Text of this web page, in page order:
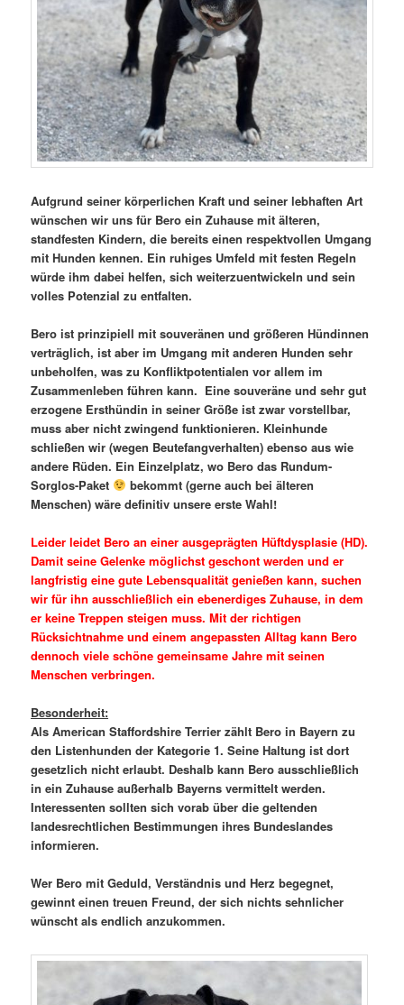
Aufgrund seiner körperlichen Kraft und seiner lebhaften Art
wünschen wir uns für Bero ein Zuhause mit älteren,
standfesten Kindern, die bereits einen respektvollen Umgang
mit Hunden kennen. Ein ruhiges Umfeld mit festen Regeln
würde ihm dabei helfen, sich weiterzuentwickeln und sein
volles Potenzial zu entfalten.
Bero ist prinzipiell mit souveränen und größeren Hündinnen
verträglich, ist aber im Umgang mit anderen Hunden sehr
unbeholfen, was zu Konfliktpotentialen vor allem im
Zusammenleben führen kann. Eine souveräne und sehr gut
erzogene Ersthündin in seiner Größe ist zwar vorstellbar,
muss aber nicht zwingend funktionieren. Kleinhunde
schließen wir (wegen Beutefangverhalten) ebenso aus wie
andere Rüden. Ein Einzelplatz, wo Bero das Rundum-
Sorglos-Paket
bekommt (gerne auch bei älteren
Menschen) wäre definitiv unsere erste Wahl!
Leider leidet Bero an einer ausgeprägten Hüftdysplasie (HD).
Damit seine Gelenke möglichst geschont werden und er
langfristig eine gute Lebensqualität genießen kann, suchen
wir für ihn ausschließlich ein ebenerdiges Zuhause, in dem
er keine Treppen steigen muss. Mit der richtigen
Rücksichtnahme und einem angepassten Alltag kann Bero
dennoch viele schöne gemeinsame Jahre mit seinen
Menschen verbringen.
Besonderheit:
Als American Staffordshire Terrier zählt Bero in Bayern zu
den Listenhunden der Kategorie 1. Seine Haltung ist dort
gesetzlich nicht erlaubt. Deshalb kann Bero ausschließlich
in ein Zuhause außerhalb Bayerns vermittelt werden.
Interessenten sollten sich vorab über die geltenden
landesrechtlichen Bestimmungen ihres Bundeslandes
informieren.
Wer Bero mit Geduld, Verständnis und Herz begegnet,
gewinnt einen treuen Freund, der sich nichts sehnlicher
wünscht als endlich anzukommen.